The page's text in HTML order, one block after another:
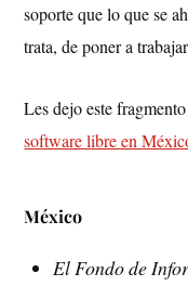
soporte que lo que se
trata, de poner a
Les dejo este
software libre en
México
El Fondo de